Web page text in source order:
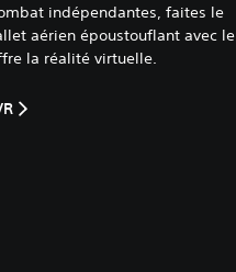
indépendantes, faites le
aérien époustouflant avec le
la réalité virtuelle.